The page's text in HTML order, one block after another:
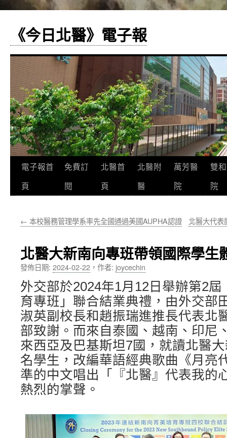
《今日北醫》電子報
跳
至
要
容
電子報首
頁
免費訂
閱
北醫首
頁
北醫附
醫
萬芳醫
院
雙
院
← 本校醫務管理學系率先全國通過美國AUPHA認證 北醫大代表
北醫大新南向專班帶領國際學生
發佈日期: 2024-02-22 ， 作者: joycechin
外交部於2024年1月12日舉辦第2
育專班」聯合結業典禮，由外交部
淑英副校長和趙振瑞進推長代表北
部致謝。而來自泰國、越南、印尼
來西亞及巴基斯坦7國，就讀北醫
名學生，改編華語經典歌曲《月亮
準的中文唱出「『北醫』代表我的
熱烈的掌聲。